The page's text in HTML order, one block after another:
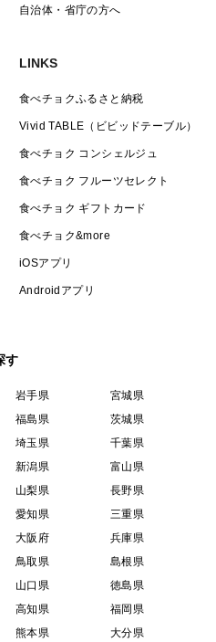
自治体・省庁の方へ
LINKS
食べチョクふるさと納税
Vivid TABLE（ビビッドテーブル）
食べチョク コンシェルジュ
食べチョク フルーツセレクト
食べチョク ギフトカード
食べチョク&more
iOSアプリ
Androidアプリ
す
岩手県
宮城県
福島県
茨城県
埼玉県
千葉県
新潟県
富山県
山梨県
長野県
愛知県
三重県
大阪府
兵庫県
鳥取県
島根県
山口県
徳島県
高知県
福岡県
熊本県 大分県